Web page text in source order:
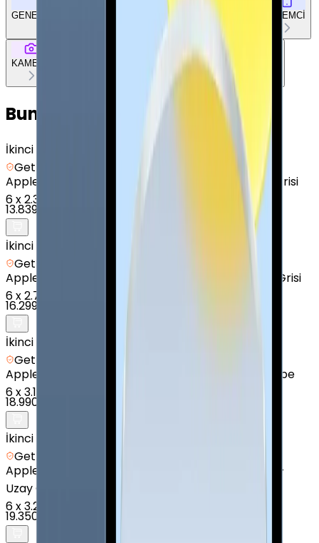
GENEL ÖZELLİKLER BELLEK & DEPOLAMA İŞLEMCİ
KAMERA DOKÜMAN & DİĞER
Bunları da Beğenebilirsin
İkinci el
Getmobil Güvencesi
Apple
iPad (9. Nesil) - 64 GB - 10.2" - GPS - Uzay Grisi
6x2.307 TL
13.839 TL
İkinci el
Getmobil Güvencesi
Apple
iPad (8. Nesil) - 128 GB - 10.2" - GPS - Uzay Grisi
6x2.717 TL
16.299 TL
İkinci el
Getmobil Güvencesi
Apple
iPad (10. Nesil) - 256 GB - 10.9" - GPS - Pembe
6x3.165 TL
18.990 TL
İkinci el
Getmobil Güvencesi
Apple
iPad Air (3. Nesil) - 256 GB - 10.9" - Cellular -
Uzay Grisi
6x3.225 TL
19.350 TL